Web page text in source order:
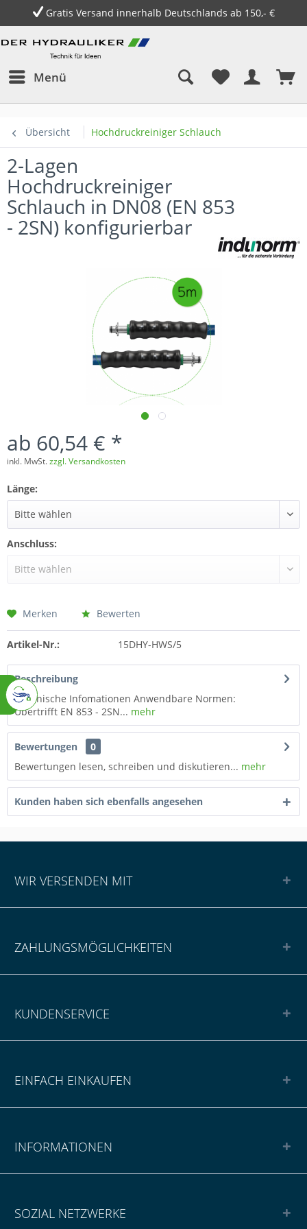
Gratis Versand innerhalb Deutschlands ab 150,- €
Menü
Übersicht Hochdruckreiniger Schlauch
2-Lagen
Hochdruckreiniger
Schlauch in DN08 (EN 853
- 2SN) konfigurierbar
ab 60,54 € *
inkl. MwSt.zzgl. Versandkosten
Länge:
Anschluss:
Merken Bewerten
Artikel-Nr.: 15DHY-HWS/5
Beschreibung
Technische Infomationen Anwendbare Normen:
Übertrifft EN 853 - 2SN... mehr
Bewertungen
0
Bewertungen lesen, schreiben und diskutieren... mehr
Kunden haben sich ebenfalls angesehen
WIR VERSENDEN MIT
ZAHLUNGSMÖGLICHKEITEN
KUNDENSERVICE
EINFACH EINKAUFEN
INFORMATIONEN
SOZIAL NETZWERKE